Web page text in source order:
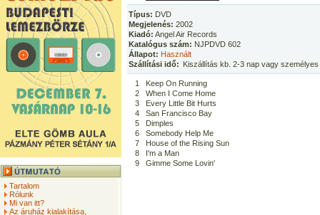
Tartalom
Rólunk
Mi van itt?
Az áruház kialakítása,
Típus: DVD
Megjelenés: 2002
Kiadó: Angel Air Records
Katalógus szám: NJPDVD 602
Állapot: Használt
Szállítási idő: Kiszállítás kb. 2-3 nap vagy
1
Keep On Running
2
When I Come Home
3
Every Little Bit Hurts
4
San Francisco Bay
5
Dimples
6
Somebody Help Me
7
House of the Rising Sun
8
I'm a Man
9
Gimme Some Lovin'